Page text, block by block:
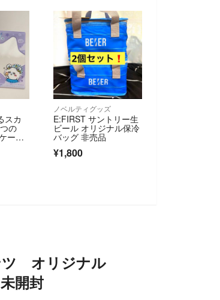
スカ
の
ー
ノベルティグッズ
E:FIRST サントリー生
ビール オリジナル保冷
バッグ 非売品
¥1,800
ツ オリジナル
開封